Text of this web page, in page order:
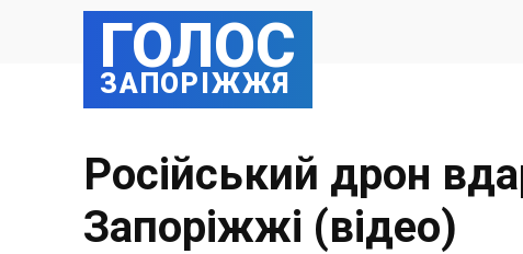
ГОЛОС
ЗАПОРІЖЖЯ
Російський дрон
Запоріжжі (відео)